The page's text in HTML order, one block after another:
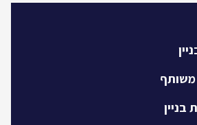
משותף
בניין